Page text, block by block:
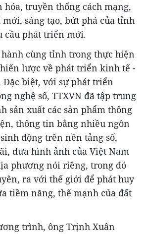
hóa, truyền thống cách mạng,
sáng tạo, bứt phá của tỉnh
cầu phát triển mới.
cùng tỉnh trong thực hiện
lược về phát triển kinh tế -
Đặc biệt, với sự phát triển
nghệ số, TTXVN đã tập trung
sản xuất các sản phẩm thông
thông tin bằng nhiều ngôn
động trên nền tảng số,
đưa hình ảnh của Việt Nam
phương nói riêng, trong đó
ra với thế giới để phát huy
tiềm năng, thế mạnh của đất
trình, ông Trịnh Xuân